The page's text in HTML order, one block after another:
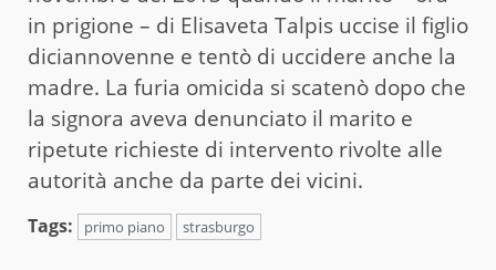
in prigione – di Elisaveta Talpis uccise il figlio
diciannovenne e tentò di uccidere anche la
madre. La furia omicida si scatenò dopo che
la signora aveva denunciato il marito e
ripetute richieste di intervento rivolte alle
autorità anche da parte dei vicini.
Tags: primo piano strasburgo